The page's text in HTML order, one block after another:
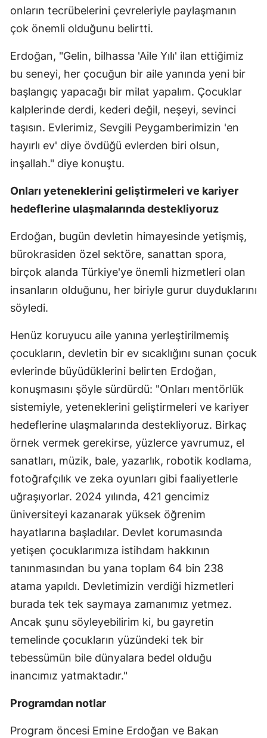
onların tecrübelerini çevreleriyle paylaşmanın
çok önemli olduğunu belirtti.
Erdoğan, "Gelin, bilhassa 'Aile Yılı' ilan ettiğimiz
bu seneyi, her çocuğun bir aile yanında yeni bir
başlangıç yapacağı bir milat yapalım. Çocuklar
kalplerinde derdi, kederi değil, neşeyi, sevinci
taşısın. Evlerimiz, Sevgili Peygamberimizin 'en
hayırlı ev' diye övdüğü evlerden biri olsun,
inşallah." diye konuştu.
Onları yeteneklerini geliştirmeleri ve kariyer
hedeflerine ulaşmalarında destekliyoruz
Erdoğan, bugün devletin himayesinde yetişmiş,
bürokrasiden özel sektöre, sanattan spora,
birçok alanda Türkiye'ye önemli hizmetleri olan
insanların olduğunu, her biriyle gurur duyduklarını
söyledi.
Henüz koruyucu aile yanına yerleştirilmemiş
çocukların, devletin bir ev sıcaklığını sunan çocuk
evlerinde büyüdüklerini belirten Erdoğan,
konuşmasını şöyle sürdürdü: "Onları mentörlük
sistemiyle, yeteneklerini geliştirmeleri ve kariyer
hedeflerine ulaşmalarında destekliyoruz. Birkaç
örnek vermek gerekirse, yüzlerce yavrumuz, el
sanatları, müzik, bale, yazarlık, robotik kodlama,
fotoğrafçılık ve zeka oyunları gibi faaliyetlerle
uğraşıyorlar. 2024 yılında, 421 gencimiz
üniversiteyi kazanarak yüksek öğrenim
hayatlarına başladılar. Devlet korumasında
yetişen çocuklarımıza istihdam hakkının
tanınmasından bu yana toplam 64 bin 238
atama yapıldı. Devletimizin verdiği hizmetleri
burada tek tek saymaya zamanımız yetmez.
Ancak şunu söyleyebilirim ki, bu gayretin
temelinde çocukların yüzündeki tek bir
tebessümün bile dünyalara bedel olduğu
inancımız yatmaktadır."
Programdan notlar
Program öncesi Emine Erdoğan ve Bakan